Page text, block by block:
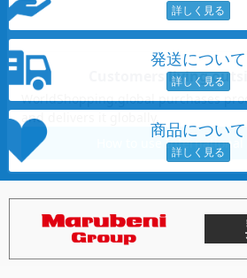
発送について
商品について
各項目のチェックボックスは「or検索」となります。
ただし機能別のみ「and検索」となります。